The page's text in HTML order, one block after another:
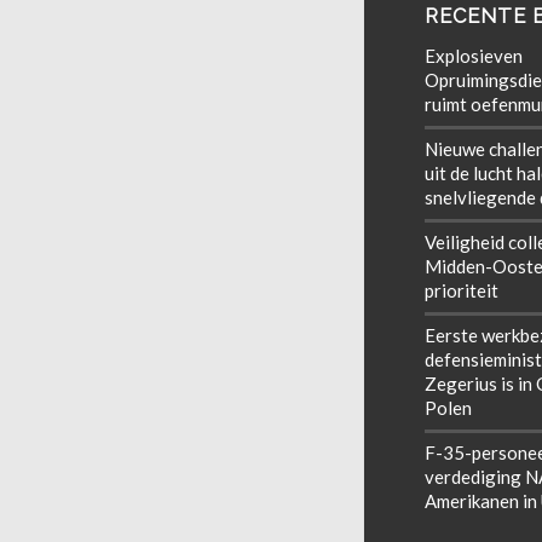
RECENTE
Explosieven
ruimt
Nieuwe
uit de lucht
snelvliegende
Veiligheid
Midden-
prioriteit
Eerste
Zegerius is in
Polen
F-35-
verdediging
Amerikanen in